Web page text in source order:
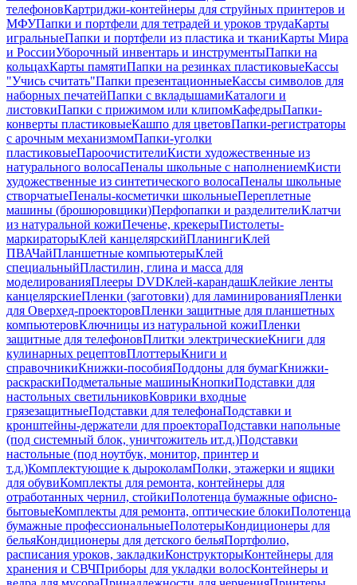
телефоновКартриджи-контейнеры для струйных принтеров и
МФУПапки и портфели для тетрадей и уроков трудаКарты
игральныеПапки и портфели из пластика и тканиКарты Мира
и РоссииУборочный инвентарь и инструментыПапки на
кольцахКарты памятиПапки на резинках пластиковыеКассы
"Учись считать"Папки презентационныеКассы символов для
наборных печатейПапки с вкладышамиКаталоги и
листовкиПапки с прижимом или клипомКафедрыПапки-
конверты пластиковыеКашпо для цветовПапки-регистраторы
с арочным механизмомПапки-уголки
пластиковыеПароочистителиКисти художественные из
натурального волосаПеналы школьные с наполнениемКисти
художественные из синтетического волосаПеналы школьные
створчатыеПеналы-косметички школьныеПереплетные
машины (брошюровщики)Перфопапки и разделителиКлатчи
из натуральной кожиПеченье, крекерыПистолеты-
маркираторыКлей канцелярскийПланингиКлей
ПВАЧайПланшетные компьютерыКлей
специальныйПластилин, глина и масса для
моделированияПлееры DVDКлей-карандашКлейкие ленты
канцелярскиеПленки (заготовки) для ламинированияПленки
для Оверхед-проекторовПленки защитные для планшетных
компьютеровКлючницы из натуральной кожиПленки
защитные для телефоновПлитки электрическиеКниги для
кулинарных рецептовПлоттерыКниги и
справочникиКнижки-пособияПоддоны для бумагКнижки-
раскраскиПодметальные машиныКнопкиПодставки для
настольных светильниковКоврики входные
грязезащитныеПодставки для телефонаПодставки и
кронштейны-держатели для проектораПодставки напольные
(под системный блок, уничтожитель ит.д.)Подставки
настольные (под ноутбук, монитор, принтер и
т.д.)Комплектующие к дыроколамПолки, этажерки и ящики
для обувиКомплекты для ремонта, контейнеры для
отработанных чернил, стойкиПолотенца бумажные офисно-
бытовыеКомплекты для ремонта, оптические блокиПолотенца
бумажные профессиональныеПолотерыКондиционеры для
бельяКондиционеры для детского бельяПортфолио,
расписания уроков, закладкиКонструкторыКонтейнеры для
хранения и СВЧПриборы для укладки волосКонтейнеры и